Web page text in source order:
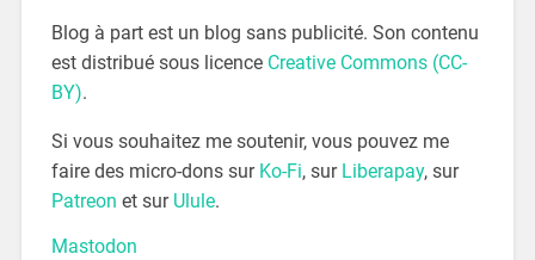
Blog à part est un blog sans publicité. Son contenu
est distribué sous licence Creative Commons (CC-
BY).
Si vous souhaitez me soutenir, vous pouvez me
faire des micro-dons sur Ko-Fi, sur Liberapay, sur
Patreon et sur Ulule.
Mastodon